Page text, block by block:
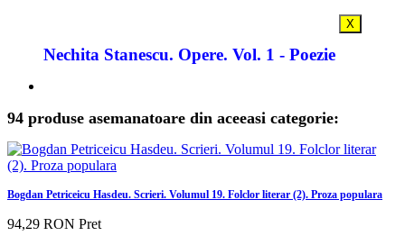
X
Nechita Stanescu. Opere. Vol. 1 - Poezie
94 produse asemanatoare din aceeasi categorie:
Bogdan Petriceicu Hasdeu. Scrieri. Volumul 19. Folclor literar (2). Proza populara
94,29 RON Pret